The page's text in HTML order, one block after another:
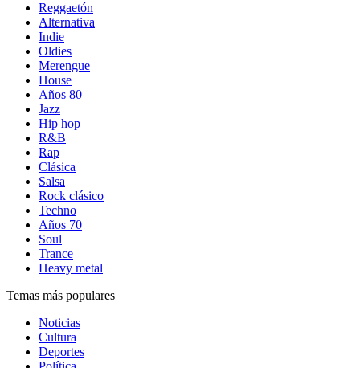
Reggaetón
Alternativa
Indie
Oldies
Merengue
House
Años 80
Jazz
Hip hop
R&B
Rap
Clásica
Salsa
Rock clásico
Techno
Años 70
Soul
Trance
Heavy metal
Temas más populares
Noticias
Cultura
Deportes